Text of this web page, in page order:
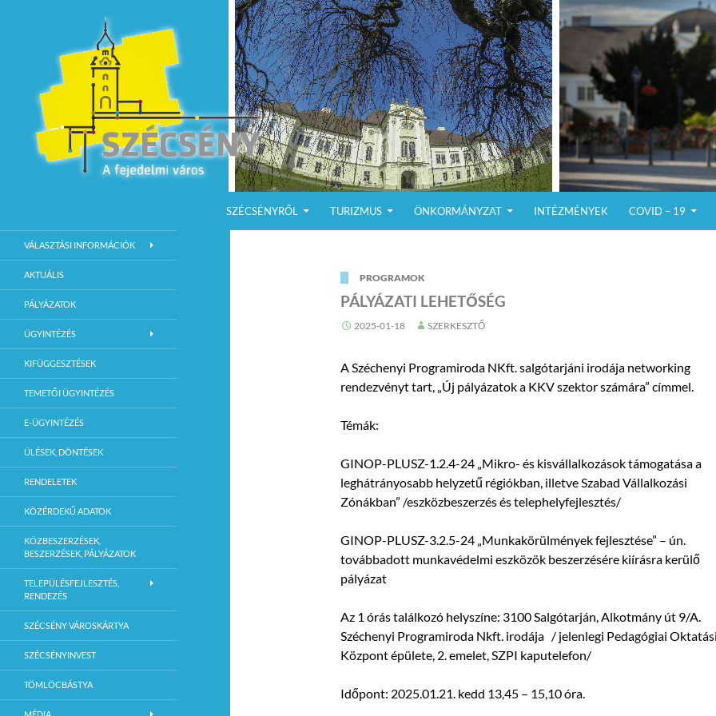
SZÉCSÉNYRŐL
TURIZMUS ÖNKORMÁNYZAT INTÉZMÉNYEK COVID – 19
PROGRAMOK
PÁLYÁZATI LEHETŐSÉG
2025-01-18 SZERKESZTŐ
A Széchenyi Programiroda NKft. salgótarjáni irodája networking
rendezvényt tart, „Új pályázatok a KKV szektor számára” címmel.
Témák:
GINOP-PLUSZ-1.2.4-24 „Mikro- és kisvállalkozások támogatása a
leghátrányosabb helyzetű régiókban, illetve Szabad Vállalkozási
Zónákban” /eszközbeszerzés és telephelyfejlesztés/
GINOP-PLUSZ-3.2.5-24 „Munkakörülmények fejlesztése” – ún.
továbbadott munkavédelmi eszközök beszerzésére kiírásra kerülő
pályázat
Az 1 órás találkozó helyszíne: 3100 Salgótarján, Alkotmány út 9/A.
Széchenyi Programiroda Nkft. irodája / jelenlegi Pedagógiai
Központ épülete, 2. emelet, SZPI kaputelefon/
Időpont: 2025.01.21. kedd 13,45 – 15,10 óra.
Szécsény Város Hivatalos Weboldala
VÁLASZTÁSI INFORMÁCIÓK
AKTUÁLIS
PÁLYÁZATOK
ÜGYINTÉZÉS
KIFÜGGESZTÉSEK
TEMETŐI ÜGYINTÉZÉS
E-ÜGYINTÉZÉS
ÜLÉSEK, DÖNTÉSEK
RENDELETEK
KÖZÉRDEKŰ ADATOK
KÖZBESZERZÉSEK,
BESZERZÉSEK, PÁLYÁZATOK
TELEPÜLÉSFEJLESZTÉS,
RENDEZÉS
SZÉCSÉNY VÁROSKÁRTYA
SZÉCSÉNYINVEST
TÖMLÖCBÁSTYA